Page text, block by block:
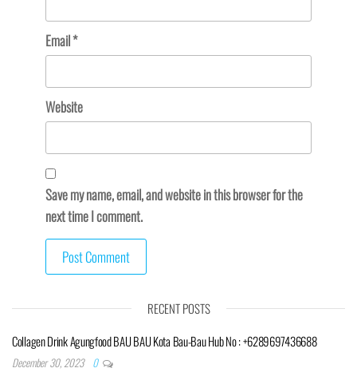
Email*
Website
Save my name, email, and website in this browser for the
next time I comment.
RECENT POSTS
Collagen Drink Agungfood BAU BAU Kota Bau-Bau Hub No : +6289697436688
December 30, 2023 0